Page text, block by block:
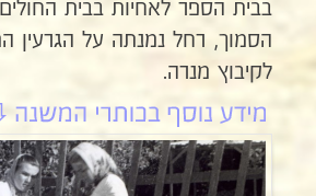
בבית הספר לאחיות בבית החולים
הסמוך, רחל נמנתה על הגרעין
לקיבוץ מנרה.